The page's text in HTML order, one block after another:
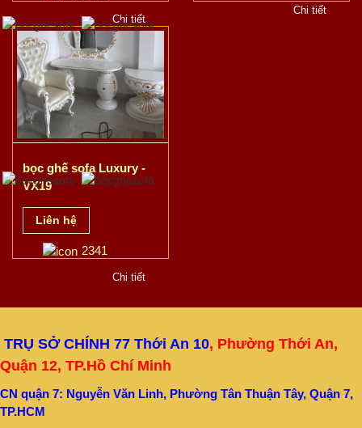
Chi tiết
Chi tiết
bọc ghế sofa Luxury -
VX19
Liên hệ
2341
Chi tiết
TRỤ SỞ CHÍNH 77 Thới An 10, Phường Thới An,
Quận 12, TP.Hồ Chí Minh
CN quận 7: Nguyễn Văn Linh, Phường Tân Thuận Tây, Quận 7,
TP.HCM